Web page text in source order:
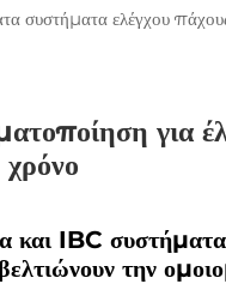
συστήματα ελέγχου
για
και IBC συστήματα
την